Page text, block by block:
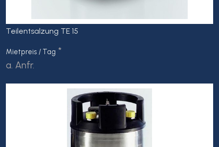
Teilentsalzung TE 15
Mietpreis / Tag *
a. Anfr.